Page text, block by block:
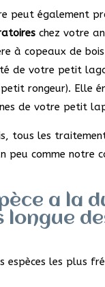
peut également
chez votre
à copeaux de
de votre petit
rongeur). Elle
de votre petit
tous les
peu comme notre
a la
longue
espèces les plus